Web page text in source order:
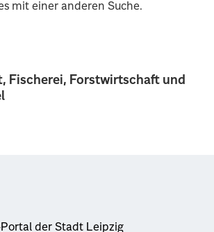
Fischerei, Forstwirtschaft und
mit einer anderen Suche.
der Stadt Leipzig